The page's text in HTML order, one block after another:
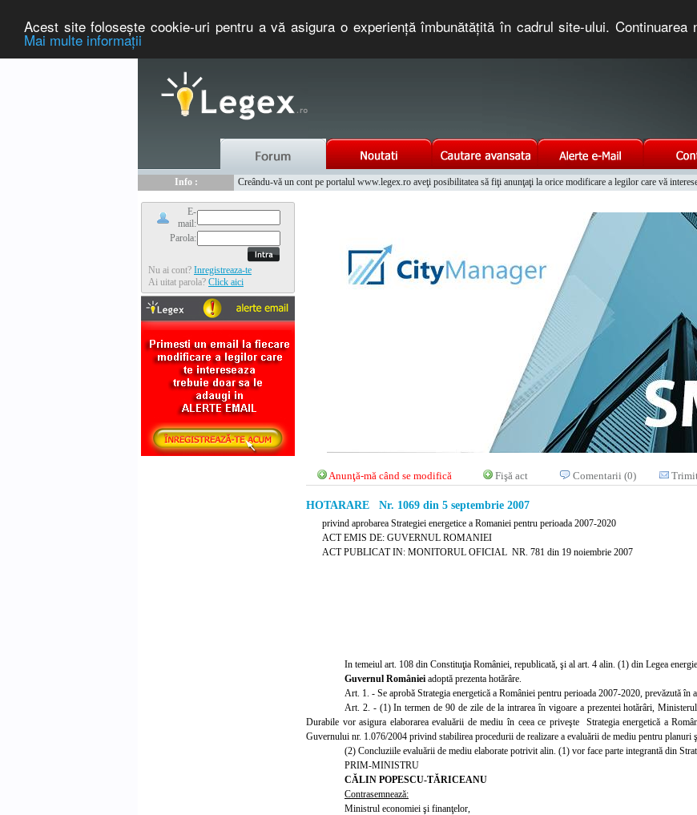
Acest site foloseşte cookie-uri pentru a vă asigura o experienţă îmbunătăţită în cadrul site-ului. Continuarea
Mai multe informaţii
Info :
Creându-vă un cont pe portalul www.legex.ro aveţi posibilitatea să fiţi anunţaţi la orice modificare a legilor care vă
E-
mail:
Parola:
Nu ai cont? Inregistreaza-te
Ai uitat parola? Click aici
Anunţă-mă când se modifică Fişă act Comentarii (0)
HOTARARE Nr. 1069 din 5 septembrie 2007
privind aprobarea Strategiei energetice a Romaniei pentru perioada 2007-2020
ACT EMIS DE: GUVERNUL ROMANIEI
ACT PUBLICAT IN: MONITORUL OFICIAL NR. 781 din 19 noiembrie 2007
In temeiul art. 108 din Constituţia României, republicată, şi al art. 4 alin. (1) din Legea
Guvernul României adoptă prezenta hotărâre.
Art. 1. - Se aprobă Strategia energetică a României pentru perioada 2007-2020, prevăzută în
Art . 2. - (1) In termen de 90 de zile de la intrarea în vigoare a prezentei hotărâri,
Durabile vor asigura elaborarea evaluării de mediu în ceea ce priveşteStrategia energetică a
Guvernului nr. 1.076/2004 privind stabilirea procedurii de realizare a evaluării de mediu pentru planuri
(2) Concluziile evaluării de mediu elaborate potrivit alin. (1) vor face parte integrantă din
PRIM-MINISTRU
CĂLIN POPESCU-TĂRICEANU
Contrasemnează:
Ministrul economiei şi finanţelor,